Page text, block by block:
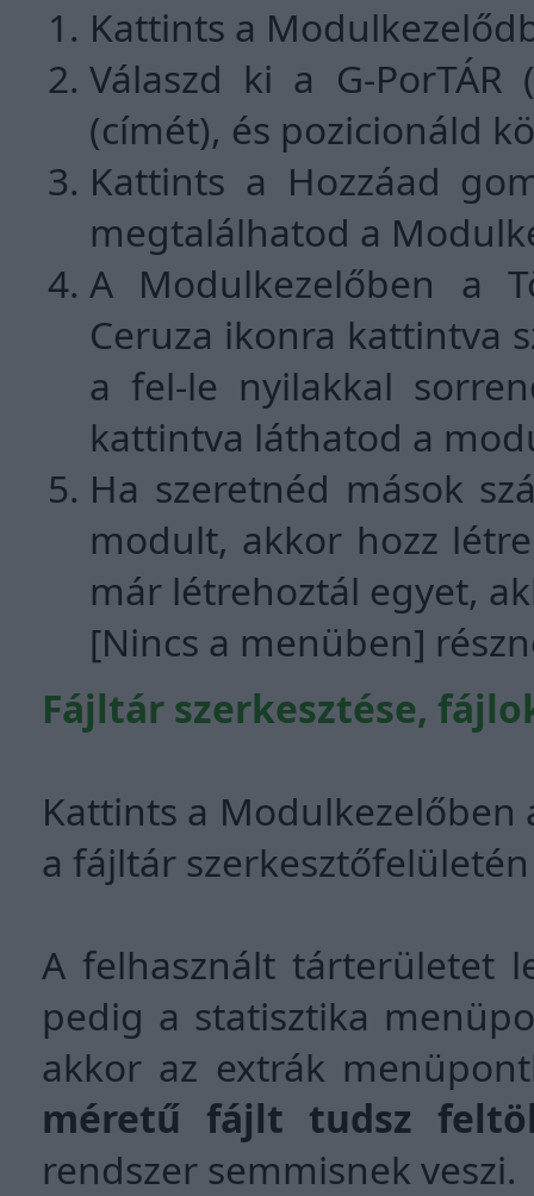
Kattints a
Válaszd ki a G-
(címét), és pozicionáld
Kattints a Hozzáad
megtalálhatod a
A Modulkezelőben a
Ceruza ikonra kattintva
a fel-le nyilakkal
kattintva láthatod a
Ha szeretnéd mások
modult, akkor hozz
már létrehoztál egyet,
[Nincs a menüben]
Fájltár szerkesztése,
Kattints a Modulkezelőben
a fájltár
A felhasznált tárterületet
pedig a statisztika
akkor az extrák
méretű fájlt tudsz
rendszer semmisnek veszi.